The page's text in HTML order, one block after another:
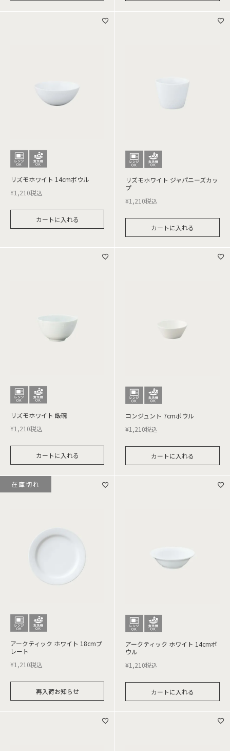
リズモホワイト 14cmボウル
¥1,210税込
カートに入れる
リズモホワイト ジャパニーズカッ
プ
¥1,210税込
カートに入れる
リズモホワイト 飯碗
¥1,210税込
カートに入れる
コンジュント 7cmボウル
¥1,210税込
カートに入れる
アークティック ホワイト 18cmプ
レート
¥1,210税込
再入荷お知らせ
在庫切れ
アークティック ホワイト 14cmボ
ウル
¥1,210税込
カートに入れる